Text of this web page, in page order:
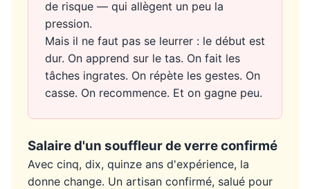
de risque — qui allègent un peu la
pression.
Mais il ne faut pas se leurrer : le début est
dur. On apprend sur le tas. On fait les
tâches ingrates. On répète les gestes. On
casse. On recommence. Et on gagne peu.
Salaire d'un souffleur de verre confirmé
Avec cinq, dix, quinze ans d'expérience, la
donne change. Un artisan confirmé, salué pour